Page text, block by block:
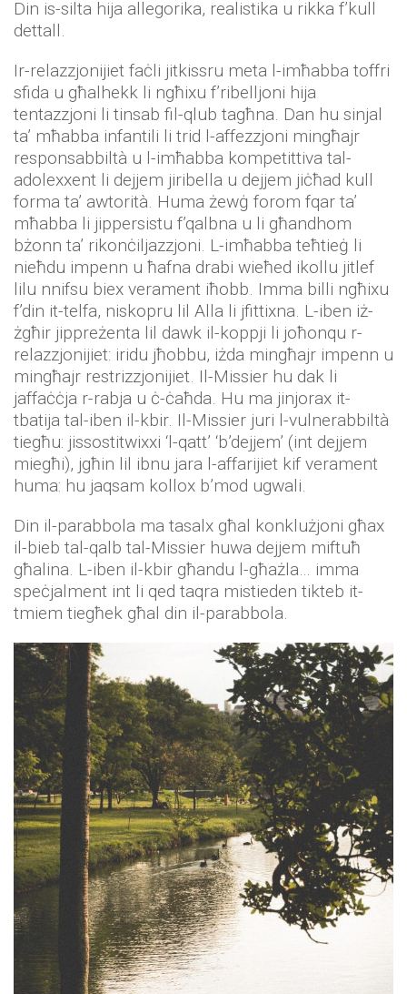
Din is-silta hija allegorika, realistika u rikka f’kull
dettall.
Ir-relazzjonijiet faċli jitkissru meta l-imħabba toffri
sfida u għalhekk li ngħixu f’ribelljoni hija
tentazzjoni li tinsab fil-qlub tagħna. Dan hu sinjal
ta’ mħabba infantili li trid l-affezzjoni mingħajr
responsabbiltà u l-imħabba kompetittiva tal-
adolexxent li dejjem jiribella u dejjem jiċħad kull
forma ta’ awtorità. Huma żewġ forom fqar ta’
mħabba li jippersistu f’qalbna u li għandhom
bżonn ta’ rikonċiljazzjoni. L-imħabba teħtieġ li
nieħdu impenn u ħafna drabi wieħed ikollu jitlef
lilu nnifsu biex verament iħobb. Imma billi ngħixu
f’din it-telfa, niskopru lil Alla li jfittixna. L-iben iż-
żgħir jippreżenta lil dawk il-koppji li joħonqu r-
relazzjonijiet: iridu jħobbu, iżda mingħajr impenn u
mingħajr restrizzjonijiet. Il-Missier hu dak li
jaffaċċja r-rabja u ċ-ċaħda. Hu ma jinjorax it-
tbatija tal-iben il-kbir. Il-Missier juri l-vulnerabbiltà
tiegħu: jissostitwixxi ‘l-qatt’ ‘b’dejjem’ (int dejjem
miegħi), jgħin lil ibnu jara l-affarijiet kif verament
huma: hu jaqsam kollox b’mod ugwali.
Din il-parabbola ma tasalx għal konklużjoni għax
il-bieb tal-qalb tal-Missier huwa dejjem miftuħ
għalina. L-iben il-kbir għandu l-għażla… imma
speċjalment int li qed taqra mistieden tikteb it-
tmiem tiegħek għal din il-parabbola.